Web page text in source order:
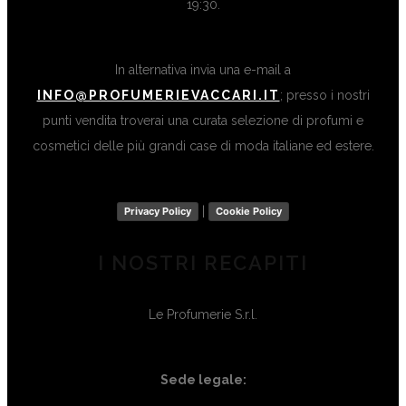
19:30.
In alternativa invia una e-mail a
INFO@PROFUMERIEVACCARI.IT ; presso i nostri
punti vendita troverai una curata selezione di profumi e
cosmetici delle più grandi case di moda italiane ed estere.
Privacy Policy | Cookie Policy
Le Profumerie S.r.l.
Sede legale: